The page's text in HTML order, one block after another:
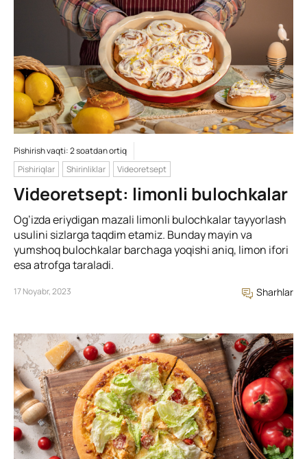
Pishirish vaqti: 2 soatdan ortiq
Pishiriqlar
Shirinliklar Videoretsept
Videoretsept: limonli bulochkalar
Og’izda eriydigan mazali limonli bulochkalar tayyorlash
usulini sizlarga taqdim etamiz. Bunday mayin va
yumshoq bulochkalar barchaga yoqishi aniq, limon ifori
esa atrofga taraladi.
17 Noyabr, 2023 Sharhlar